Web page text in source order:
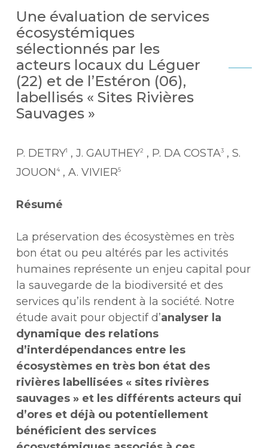
Une évaluation de services
écosystémiques
sélectionnés par les
acteurs locaux du Léguer
(22) et de l’Estéron (06),
labellisés « Sites Rivières
Sauvages »
P. DETRY1 , J. GAUTHEY2 , P. DA COSTA3 , S.
JOUON4 , A. VIVIER5
Résumé
La préservation des écosystèmes en très
bon état ou peu altérés par les activités
humaines représente un enjeu capital pour
la sauvegarde de la biodiversité et des
services qu’ils rendent à la société. Notre
étude avait pour objectif d’analyser la
dynamique des relations
d’interdépendances entre les
écosystèmes en très bon état des
rivières labellisées « sites rivières
sauvages » et les différents acteurs qui
d’ores et déjà ou potentiellement
bénéficient des services